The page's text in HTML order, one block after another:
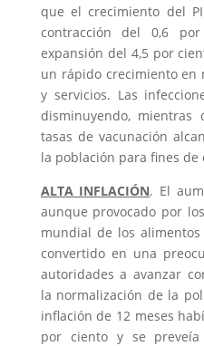
que el crecimiento del
contracción del 0,6
expansión del 4,5 por
un rápido crecimiento en
y servicios. Las
disminuyendo,
tasas de vacunación
la población para fines de
ALTA INFLACIÓN. El
aunque provocado por
mundial de los
convertido en una
autoridades a avanzar
la normalización de la
inflación de 12 meses
por ciento y se